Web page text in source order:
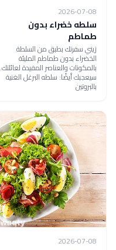
2026-07-08
سلطه خضراء بدون
طماطم
زيني سفرتك بطبق من السلطة
الخضراء بدون طماطم المليئة
بالمكونات والعناصر المفيدة لعائلتك.
سيعجبك أيضًا: سلطه البرغل الغنية
بالبروتين
2026-07-08